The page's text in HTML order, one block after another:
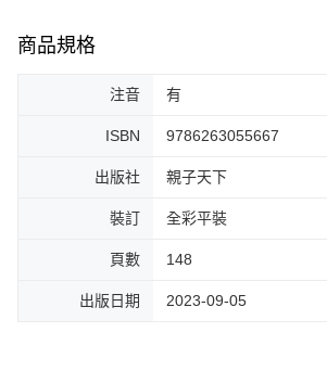
商品規格
注音 有
ISBN 9786263055667
出版社 親子天下
裝訂 全彩平裝
頁數 148
出版日期 2023-09-05